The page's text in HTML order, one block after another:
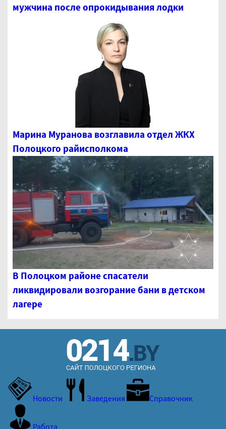
мужчина после опрокидывания лодки
Марина Муранова возглавила отдел ЖКХ
Полоцкого райисполкома
В Полоцком районе спасатели
ликвидировали возгорание бани в детском
лагере
Новости Заведения Справочник
Работа